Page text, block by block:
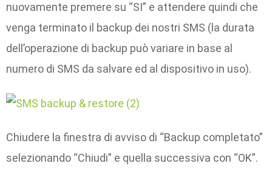
nuovamente premere su “SI” e attendere quindi che
venga terminato il backup dei nostri SMS (la durata
dell’operazione di backup può variare in base al
numero di SMS da salvare ed al dispositivo in uso).
Chiudere la finestra di avviso di “Backup completato”
selezionando “Chiudi” e quella successiva con “OK”.